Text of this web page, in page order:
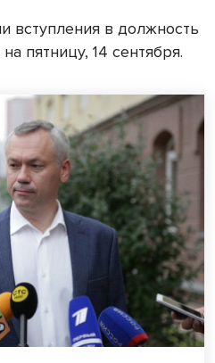
вступления в должность
пятницу, 14 сентября.